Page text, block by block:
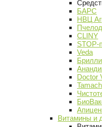
БАРС
НВЦ
CLINY
STOP-
Veda
Doctor
Витамины и